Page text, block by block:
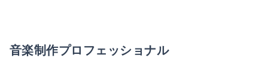
音楽制作プロフェッショナル